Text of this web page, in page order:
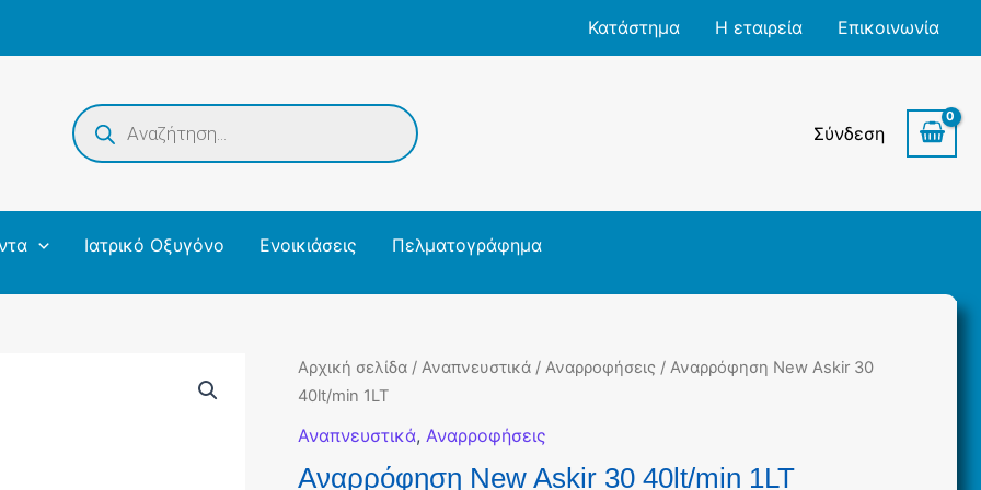
Κατάστημα Η εταιρεία Επικοινωνία
Products
search
Σύνδεση
Ιατρικό Οξυγόνο Ενοικιάσεις Πελματογράφημα
Αρχική σελίδα /Αναπνευστικά /Αναρροφήσεις / Αναρρόφηση New Askir 30
40lt/min 1LT
Αναπνευστικά, Αναρροφήσεις
Αναρρόφηση New Askir 30 40lt/min 1LT